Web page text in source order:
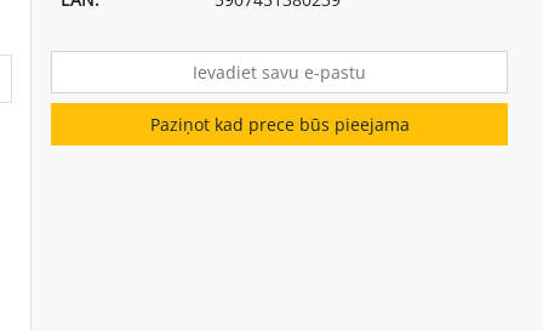
Paziņot kad prece būs pieejama